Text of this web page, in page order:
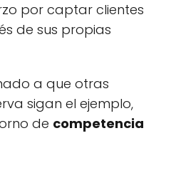
por captar clientes
de sus propias
a que otras
sigan el ejemplo,
de competencia